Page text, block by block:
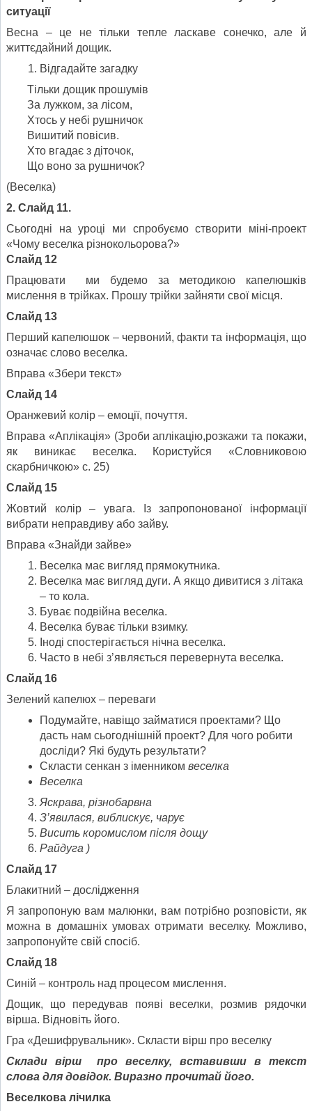
ситуації
Весна – це не тільки тепле ласкаве сонечко, але й
життєдайний дощик.
Відгадайте загадку
Тільки дощик прошумів
За лужком, за лісом,
Хтось у небі рушничок
Вишитий повісив.
Хто вгадає з діточок,
Що воно за рушничок?
(Веселка)
2. Слайд 11.
Сьогодні на уроці ми спробуємо створити міні-проект
«Чому веселка різнокольорова?»
Слайд 12
Працювати ми будемо за методикою капелюшків
мислення в трійках. Прошу трійки зайняти свої місця.
Слайд 13
Перший капелюшок – червоний, факти та інформація, що
означає слово веселка.
Вправа «Збери текст»
Слайд 14
Оранжевий колір – емоції, почуття.
Вправа «Аплікація» (Зроби аплікацію,розкажи та покажи,
як виникає веселка. Користуйся «Словниковою
скарбничкою» с. 25)
Слайд 15
Жовтий колір – увага. Із запропонованої інформації
вибрати неправдиву або зайву.
Вправа «Знайди зайве»
Веселка має вигляд прямокутника.
Веселка має вигляд дуги. А якщо дивитися з літака
– то кола.
Буває подвійна веселка.
Веселка буває тільки взимку.
Іноді спостерігається нічна веселка.
Часто в небі з’являється перевернута веселка.
Слайд 16
Зелений капелюх – переваги
Подумайте, навіщо займатися проектами? Що
дасть нам сьогоднішній проект? Для чого робити
досліди? Які будуть результати?
Скласти сенкан з іменником веселка
Веселка
Яскрава, різнобарвна
З’явилася, виблискує, чарує
Висить коромислом після дощу
Райдуга )
Слайд 17
Блакитний – дослідження
Я запропоную вам малюнки, вам потрібно розповісти, як
можна в домашніх умовах отримати веселку. Можливо,
запропонуйте свій спосіб.
Слайд 18
Синій – контроль над процесом мислення.
Дощик, що передував появі веселки, розмив рядочки
вірша. Відновіть його.
Гра «Дешифрувальник». Скласти вірш про веселку
Склади вірш про веселку, вставивши в текст
слова для довідок. Виразно прочитай його.
Веселкова лічилка